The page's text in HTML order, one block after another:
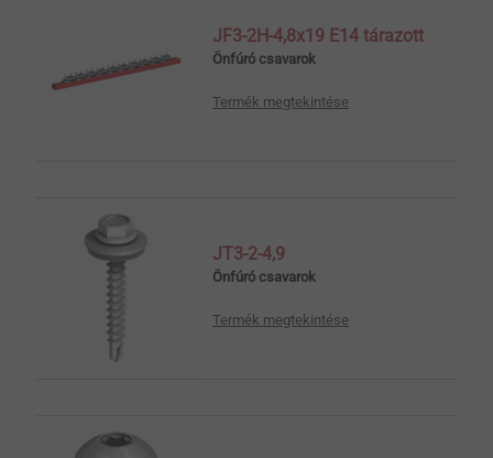
JF3-2H-4,8x19 E14 tárazott
Önfúró csavarok
Termék megtekintése
JT3-2-4,9
Önfúró csavarok
Termék megtekintése